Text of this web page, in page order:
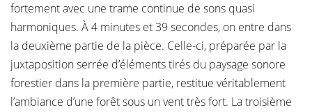
fortement avec une trame continue de sons quasi
harmoniques. À 4 minutes et 39 secondes, on entre dans
la deuxième partie de la pièce. Celle-ci, préparée par la
juxtaposition serrée d’éléments tirés du paysage sonore
forestier dans la première partie, restitue véritablement
l’ambiance d’une forêt sous un vent très fort. La troisième